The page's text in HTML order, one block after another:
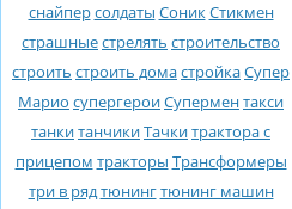
снайперсолдаты СоникСтикмен
страшныестрелять строительство
строить строить домастройкаСупер
Марио супергероиСуперментакси
танкитанчикиТачкитрактора с
прицепом тракторы Трансформеры
три в рядтюнингтюнинг машин